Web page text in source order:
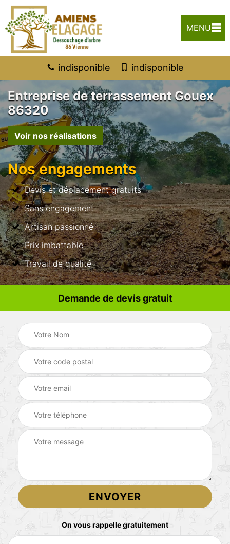
MENU
indisponible indisponible
Entreprise de terrassement Gouex
86320
Voir nos réalisations
Nos engagements
Devis et déplacement gratuits
Sans engagement
Artisan passionné
Prix imbattable
Travail de qualité
Demande de devis gratuit
On vous rappelle gratuitement